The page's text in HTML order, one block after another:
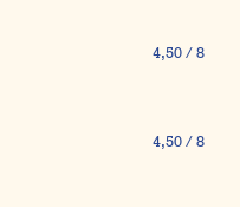
4,50 / 8
4,50 / 8